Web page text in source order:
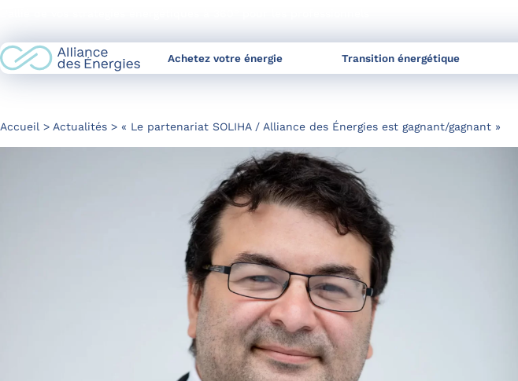
Content
Achetez votre énergie Transition énergétique
Accueil Actualités « Le partenariat SOLIHA / Alliance des Énergies est gagnant/gagnant »